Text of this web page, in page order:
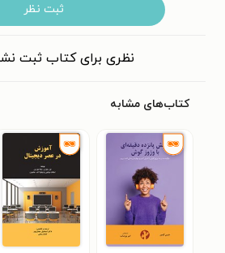
ثبت نظر
نظری برای کتاب ثبت
کتاب‌های مشابه